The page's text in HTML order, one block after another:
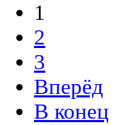
1
2
3
Вперёд
В конец